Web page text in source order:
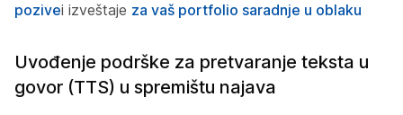
pozivei izveštaje za vaš portfolio saradnje u oblaku
Uvođenje podrške za pretvaranje teksta u
govor (TTS) u spremištu najava